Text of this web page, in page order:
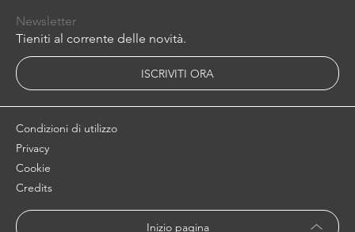
Newsletter
Tieniti al corrente delle novità.
ISCRIVITI ORA
Inizio pagina
Condizioni di utilizzo
Privacy
Cookie
Credits